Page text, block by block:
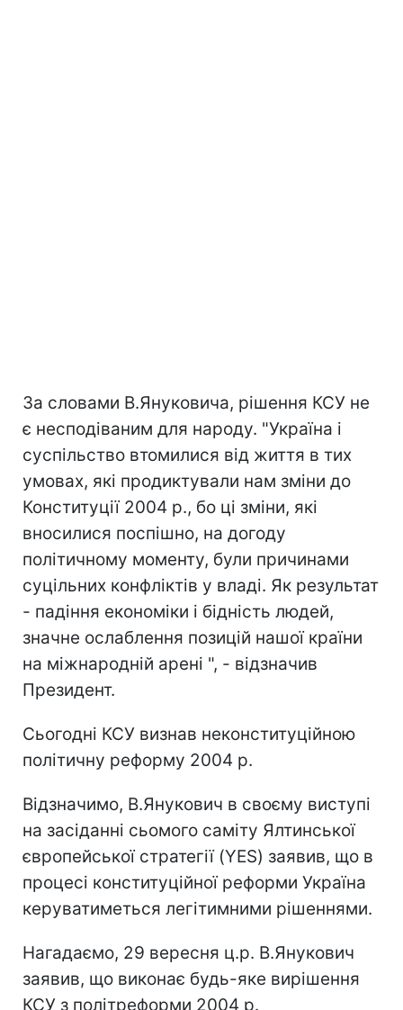
За словами В.Януковича, рішення КСУ не
є несподіваним для народу. "Україна і
суспільство втомилися від життя в тих
умовах, які продиктували нам зміни до
Конституції 2004 р., бо ці зміни, які
вносилися поспішно, на догоду
політичному моменту, були причинами
суцільних конфліктів у владі. Як результат
- падіння економіки і бідність людей,
значне ослаблення позицій нашої країни
на міжнародній арені ", - відзначив
Президент.
Сьогодні КСУ визнав неконституційною
політичну реформу 2004 р.
Відзначимо, В.Янукович в своєму виступі
на засіданні сьомого саміту Ялтинської
європейської стратегії (YES) заявив, що в
процесі конституційної реформи Україна
керуватиметься легітимними рішеннями.
Нагадаємо, 29 вересня ц.р. В.Янукович
заявив, що виконає будь-яке вирішення
КСУ з політреформи 2004 р.